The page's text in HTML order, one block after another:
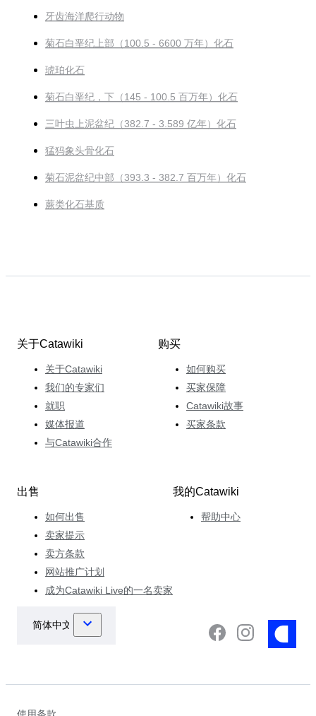
牙齿海洋爬行动物
菊石白垩纪上部（100.5 - 6600 万年）化石
琥珀化石
菊石白垩纪，下（145 - 100.5 百万年）化石
三叶虫上泥盆纪（382.7 - 3.589 亿年）化石
猛犸象头骨化石
菊石泥盆纪中部（393.3 - 382.7 百万年）化石
蕨类化石基质
关于Catawiki
关于Catawiki
我们的专家们
就职
媒体报道
与Catawiki合作
购买
如何购买
买家保障
Catawiki故事
买家条款
出售
如何出售
卖家提示
卖方条款
网站推广计划
成为Catawiki Live的一名卖家
我的Catawiki
帮助中心